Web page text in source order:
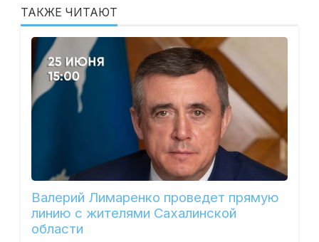
ТАКЖЕ ЧИТАЮТ
Валерий Лимаренко проведет прямую
линию с жителями Сахалинской
области